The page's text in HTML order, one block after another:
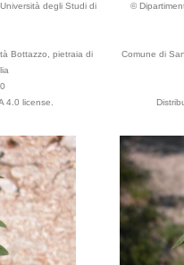
degli Studi di
Bottazzo, pietraia di
4.0 license.
©
Comune di